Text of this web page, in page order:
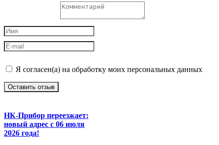
Я согласен(а) на обработку моих персональных данных
Оставить отзыв
НК-Прибор переезжает:
новый адрес с 06 июля
2026 года!